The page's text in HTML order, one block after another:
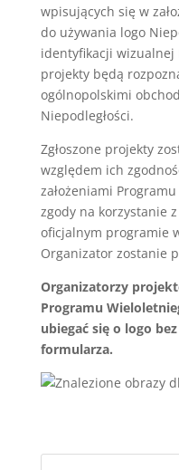
wpisujących się w
do używania logo
identyfikacji wizualnej
projekty będą
ogólnopolskimi
Niepodległości.
Zgłoszone projekty
względem ich
założeniami
zgody na korzystanie
oficjalnym programie
Organizator zostanie
Organizatorzy
Programu
ubiegać się o logo
formularza.